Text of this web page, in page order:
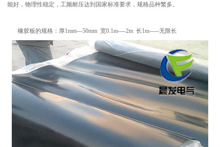
能好，物理性稳定，工频耐压达到国家标准要求，规格品种繁多。
橡胶板的规格：厚1mm---50mm 宽0.1m----2m 长1m-----无限长